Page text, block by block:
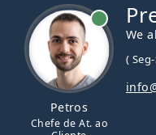
Petros
Chefe de At. ao
We
(